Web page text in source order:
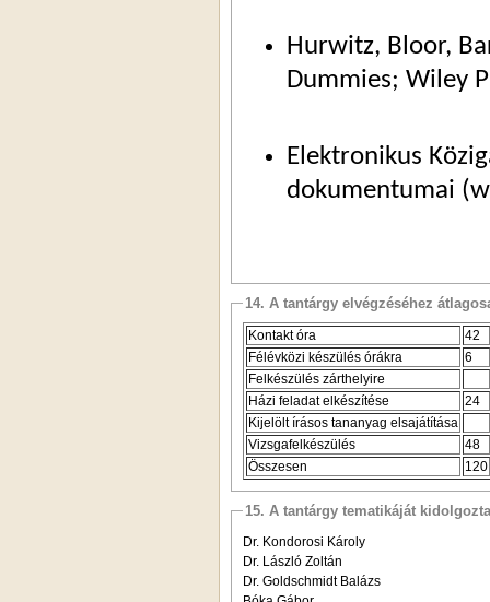
Hurwitz, Bloor,
Dummies; Wiley
Elektronikus
dokumentumai
14. A tantárgy elvégzéséhez
Kontakt óra
42
Félévközi készülés órákra
6
Felkészülés zárthelyire
Házi feladat elkészítése
24
Kijelölt írásos tananyag elsajátítása
Vizsgafelkészülés
48
Összesen
120
15. A tantárgy tematikáját kidolgozta
Dr. Kondorosi Károly
Dr. László Zoltán
Dr. Goldschmidt Balázs